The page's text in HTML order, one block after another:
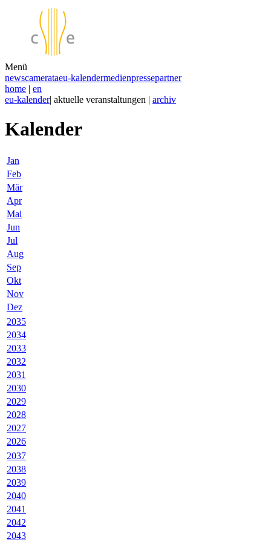
Menü
newscamerataeu-kalendermedienpressepartner
home | en
eu-kalender| aktuelle veranstaltungen | archiv
Kalender
Jan
Feb
Mär
Apr
Mai
Jun
Jul
Aug
Sep
Okt
Nov
Dez
2035
2034
2033
2032
2031
2030
2029
2028
2027
2026
2037
2038
2039
2040
2041
2042
2043